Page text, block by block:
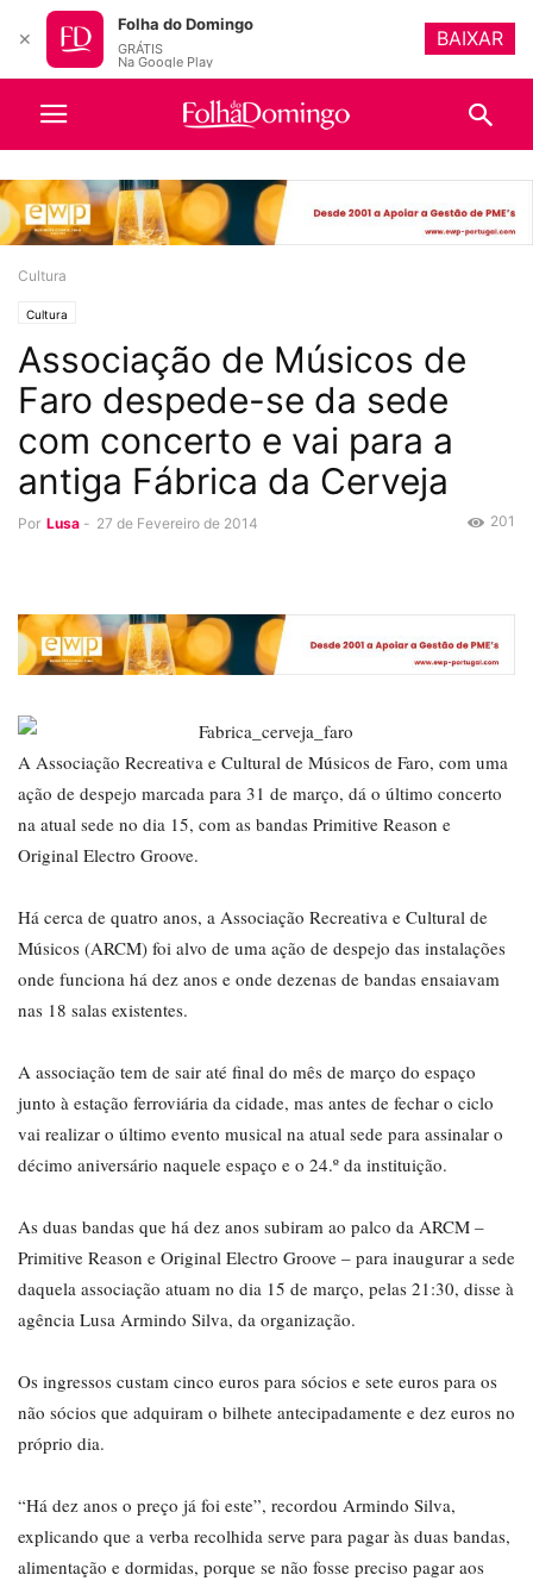
Cultura
Cultura
Associação de Músicos de
Faro despede-se da sede
com concerto e vai para a
antiga Fábrica da Cerveja
Por Lusa - 27 de Fevereiro de 2014 201
A Associação Recreativa e Cultural de Músicos de Faro, com uma
ação de despejo marcada para 31 de março, dá o último concerto
na atual sede no dia 15, com as bandas Primitive Reason e
Original Electro Groove.
Há cerca de quatro anos, a Associação Recreativa e Cultural de
Músicos (ARCM) foi alvo de uma ação de despejo das instalações
onde funciona há dez anos e onde dezenas de bandas ensaiavam
nas 18 salas existentes.
A associação tem de sair até final do mês de março do espaço
junto à estação ferroviária da cidade, mas antes de fechar o ciclo
vai realizar o último evento musical na atual sede para assinalar o
décimo aniversário naquele espaço e o 24.º da instituição.
As duas bandas que há dez anos subiram ao palco da ARCM –
Primitive Reason e Original Electro Groove – para inaugurar a sede
daquela associação atuam no dia 15 de março, pelas 21:30, disse à
agência Lusa Armindo Silva, da organização.
Os ingressos custam cinco euros para sócios e sete euros para os
não sócios que adquiram o bilhete antecipadamente e dez euros no
próprio dia.
“Há dez anos o preço já foi este”, recordou Armindo Silva,
explicando que a verba recolhida serve para pagar às duas bandas,
alimentação e dormidas, porque se não fosse preciso pagar aos
✕
Folha do Domingo
GRÁTIS
Na Google Play
BAIXAR